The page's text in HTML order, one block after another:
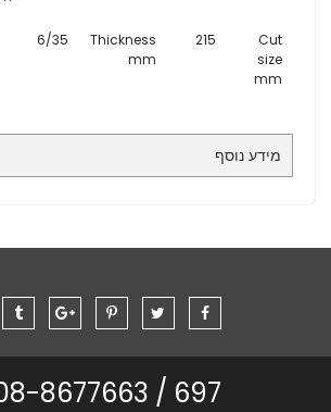
Cut
size
mm
215
Thickness
mm
6/35
מידע נוסף
697 /